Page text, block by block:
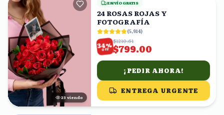
23 viendo
ENVÍO GRATIS
24 ROSAS ROJAS Y
FOTOGRAFÍA
(5,914)
34%
OFF
$1210.61
$799.00
¡PEDIR AHORA!
ENTREGA URGENTE